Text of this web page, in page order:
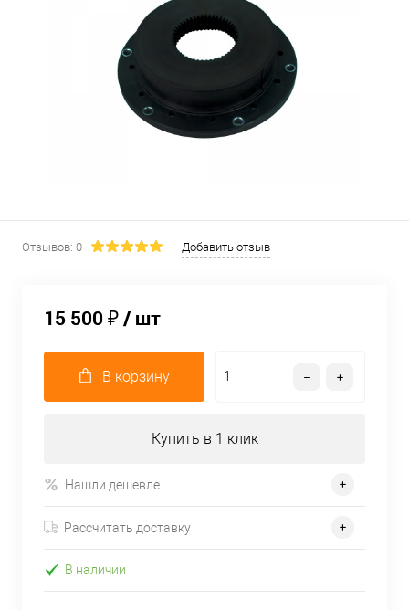
Отзывов: 0 Добавить отзыв
15 500 ₽/ шт
В корзину
Купить в 1 клик
Нашли дешевле
Рассчитать доставку
В наличии